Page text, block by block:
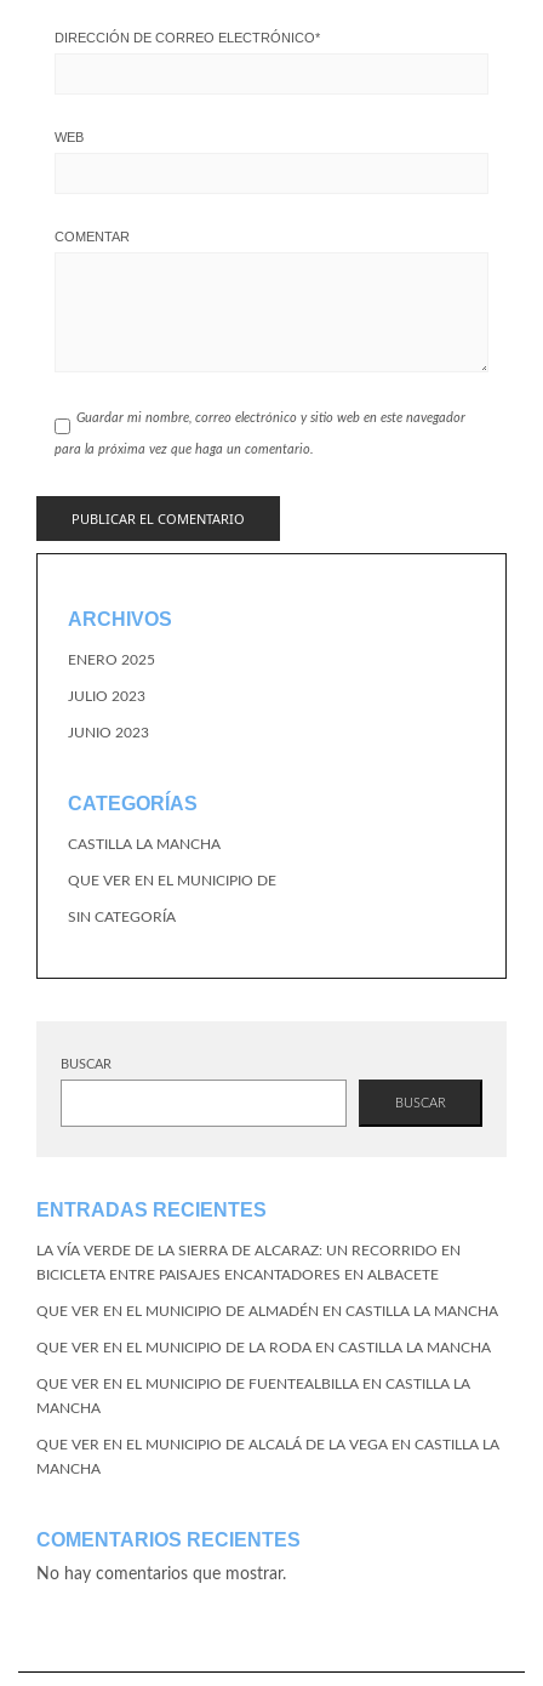
DIRECCIÓN DE CORREO ELECTRÓNICO*
WEB
COMENTAR
Guardar mi nombre, correo electrónico y sitio web en este navegador
para la próxima vez que haga un comentario.
ARCHIVOS
ENERO 2025
JULIO 2023
JUNIO 2023
CATEGORÍAS
CASTILLA LA MANCHA
QUE VER EN EL MUNICIPIO DE
SIN CATEGORÍA
BUSCAR
BUSCAR
ENTRADAS RECIENTES
LA VÍA VERDE DE LA SIERRA DE ALCARAZ: UN RECORRIDO EN
BICICLETA ENTRE PAISAJES ENCANTADORES EN ALBACETE
QUE VER EN EL MUNICIPIO DE ALMADÉN EN CASTILLA LA MANCHA
QUE VER EN EL MUNICIPIO DE LA RODA EN CASTILLA LA MANCHA
QUE VER EN EL MUNICIPIO DE FUENTEALBILLA EN CASTILLA LA
MANCHA
QUE VER EN EL MUNICIPIO DE ALCALÁ DE LA VEGA EN CASTILLA LA
MANCHA
COMENTARIOS RECIENTES
No hay comentarios que mostrar.